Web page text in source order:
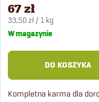
67 zł
Cena
jednostkowa:
33,50 zł / 1 kg
W magazynie
DO KOSZYKA
Kompletna karma dla